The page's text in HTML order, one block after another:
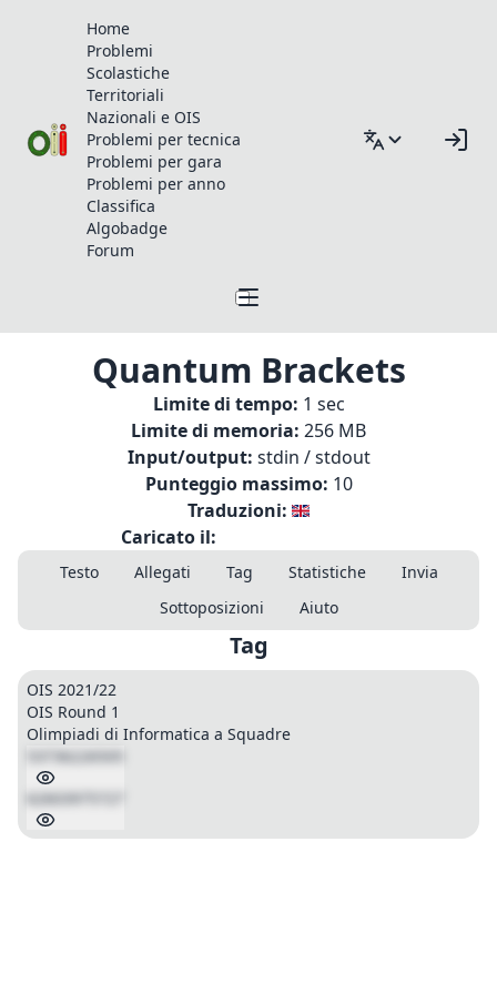
Home
Problemi
Scolastiche
Territoriali
Nazionali e OIS
Problemi per tecnica
Problemi per gara
Problemi per anno
Classifica
Algobadge
Forum
Quantum Brackets
Limite di tempo: 1 sec
Limite di memoria: 256 MB
Input/output: stdin / stdout
Punteggio massimo: 10
Traduzioni:
Caricato il:
Testo Allegati Tag Statistiche
Invia
Sottoposizioni
Aiuto
Tag
OIS 2021/22
OIS Round 1
Olimpiadi di Informatica a Squadre
53736226505
62603975727